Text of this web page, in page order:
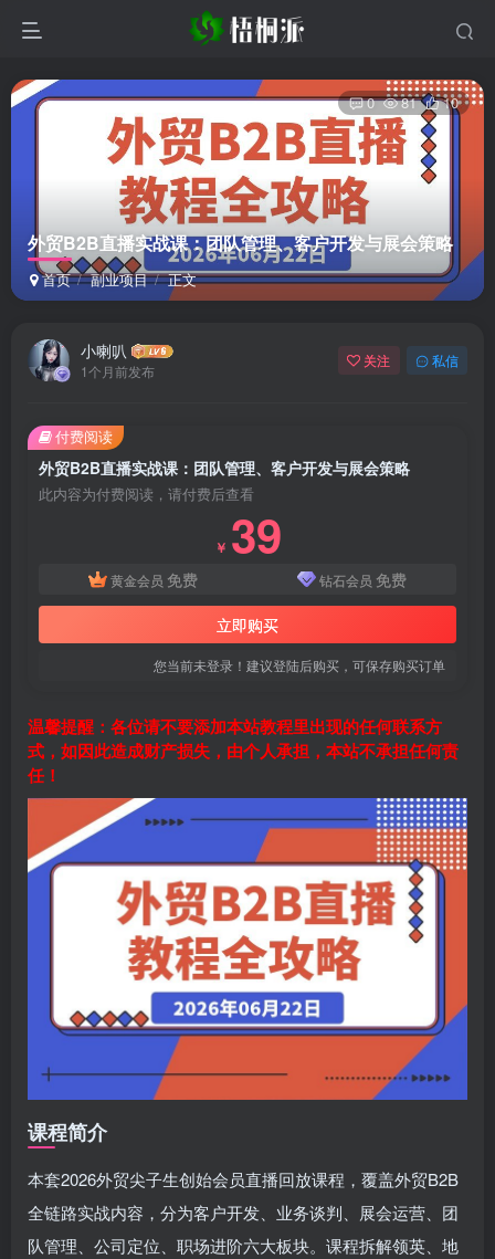
外贸B2B直播实战课：团队管理、客户开发与展会策略
首页 副业项目 正文
0 81 10
小喇叭
1个月前发布
关注 私信
外贸B2B直播实战课：团队管理、客户开发与展会策略
此内容为付费阅读，请付费后查看
￥ 39
黄金会员 免费 钻石会员 免费
立即购买
您当前未登录！建议登陆后购买，可保存购买订单
付费阅读
温馨提醒：各位请不要添加本站教程里出现的任何联系方
式，如因此造成财产损失，由个人承担，本站不承担任何责
任！
课程简介
本套2026外贸尖子生创始会员直播回放课程，覆盖外贸B2B
全链路实战内容，分为客户开发、业务谈判、展会运营、团
队管理、公司定位、职场进阶六大板块。课程拆解领英、地